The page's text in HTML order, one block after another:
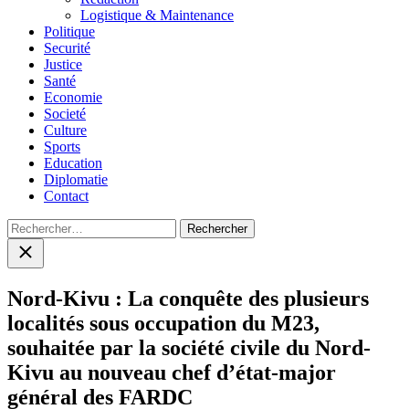
Logistique & Maintenance
Politique
Securité
Justice
Santé
Economie
Societé
Culture
Sports
Education
Diplomatie
Contact
Rechercher :
Close
search
Nord-Kivu : La conquête des plusieurs
localités sous occupation du M23,
souhaitée par la société civile du Nord-
Kivu au nouveau chef d’état-major
général des FARDC